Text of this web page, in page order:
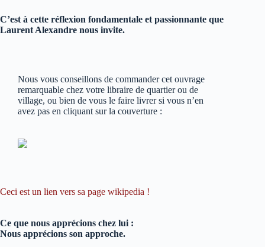
C’est à cette réflexion fondamentale et passionnante que
Laurent Alexandre nous invite.
Nous vous conseillons de commander cet ouvrage
remarquable chez votre libraire de quartier ou de
village, ou bien de vous le faire livrer si vous n’en
avez pas en cliquant sur la couverture :
Ceci est un lien vers sa page wikipedia !
Ce que nous apprécions chez lui :
Nous apprécions son approche.